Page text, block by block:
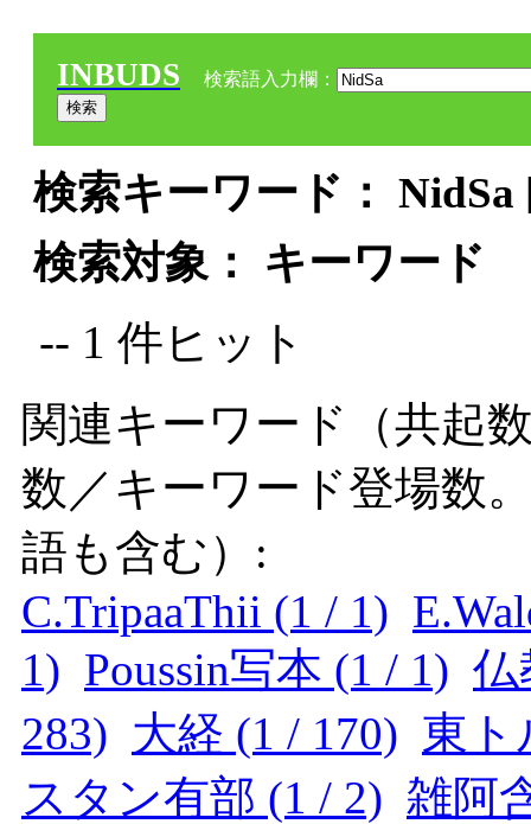
INBUDS 検索語入力欄：
検索キーワード： NidSa
検索対象： キーワード
-- 1 件ヒット
関連キーワード（共起
数／キーワード登場数
語も含む）:
C.TripaaThii (1 / 1)
1) Poussin写本 (1 / 1) 仏
283) 大経 (1 / 170) 東ト
スタン有部 (1 / 2) 雑阿